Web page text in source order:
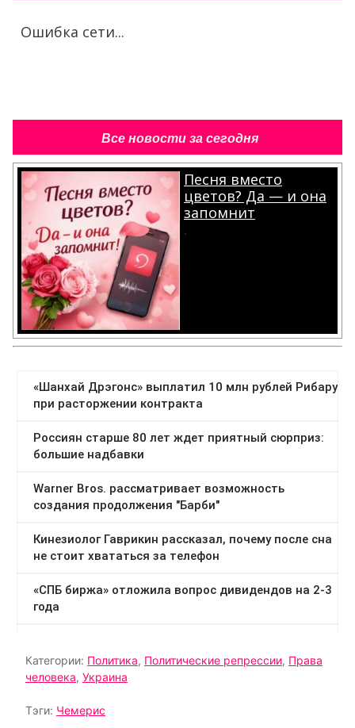
Ошибка сети...
Все новости за сегодня
Песня вместо
цветов? Да — и она
запомнит
.
Категории: Политика, Политические репрессии, Права
человека, Украина
Тэги: Чемерис